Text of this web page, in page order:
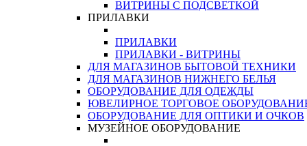
ВИТРИНЫ С ПОДСВЕТКОЙ
ПРИЛАВКИ
ПРИЛАВКИ
ПРИЛАВКИ - ВИТРИНЫ
ДЛЯ МАГАЗИНОВ БЫТОВОЙ ТЕХНИКИ
ДЛЯ МАГАЗИНОВ НИЖНЕГО БЕЛЬЯ
ОБОРУДОВАНИЕ ДЛЯ ОДЕЖДЫ
ЮВЕЛИРНОЕ ТОРГОВОЕ
ОБОРУДОВАНИЕ ДЛЯ ОПТИКИ И ОЧКОВ
МУЗЕЙНОЕ ОБОРУДОВАНИЕ